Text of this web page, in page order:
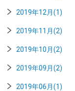
2019年12月(1)
2019年11月(2)
2019年10月(2)
2019年09月(2)
2019年06月(1)